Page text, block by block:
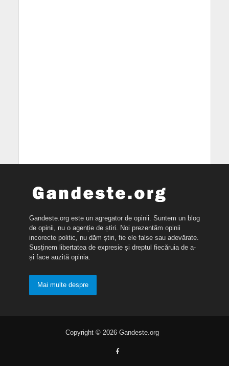
Gandeste.org este un agregator de opinii. Suntem un blog
de opinii, nu o agenție de știri. Noi prezentăm opinii
incorecte politic, nu dăm știri, fie ele false sau adevărate.
Susținem libertatea de expresie și dreptul fiecăruia de a-
și face auzită opinia.
Mai multe despre
Copyright © 2026 Gandeste.org